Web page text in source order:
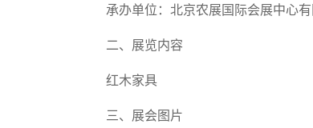
承办单位：北京农展国际会展中心
二、展览内容
红木家具
三、展会图片